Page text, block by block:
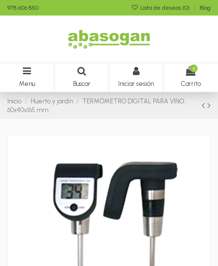
978 606 850 Lista de deseos (0) Blog
Menu Buscar Iniciar sesión
0
Carrito
Inicio Huerto y jardín
TERMÓMETRO DIGITAL PARA VINO.
60x40x165 mm